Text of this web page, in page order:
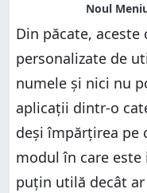
Din păcate,
personalizate de
numele și nici nu
aplicații dintr-o
deși împărțirea pe
modul în care
puțin utilă decât